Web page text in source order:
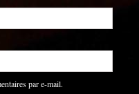
par e-mail.